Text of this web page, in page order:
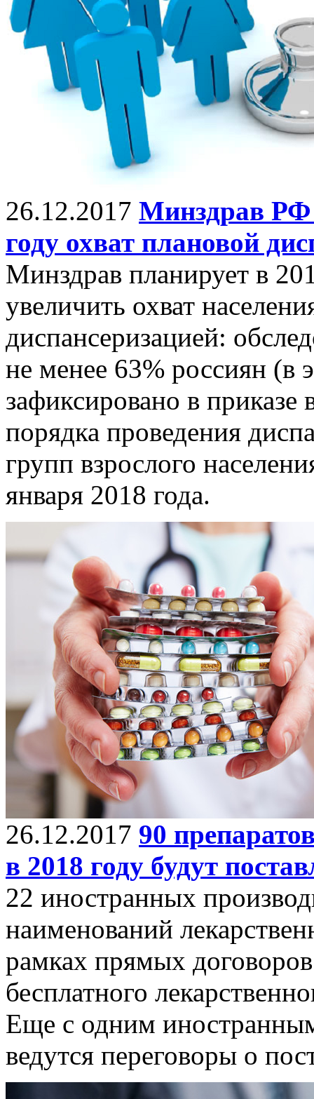
26.12.2017 Минздрав РФ
году охват плановой
Минздрав планирует в
увеличить охват
диспансеризацией:
не менее 63% россиян (в
зафиксировано в
порядка проведения
групп взрослого
января 2018 года.
26.12.2017 90
в 2018 году будут
22 иностранных
наименований
рамках прямых
бесплатного
Еще с одним
ведутся переговоры о